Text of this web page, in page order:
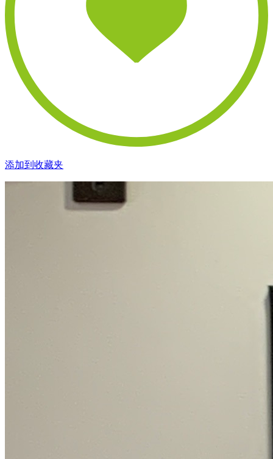
添加到收藏夹